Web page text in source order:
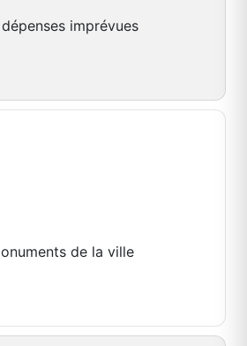
imprévues
de la ville